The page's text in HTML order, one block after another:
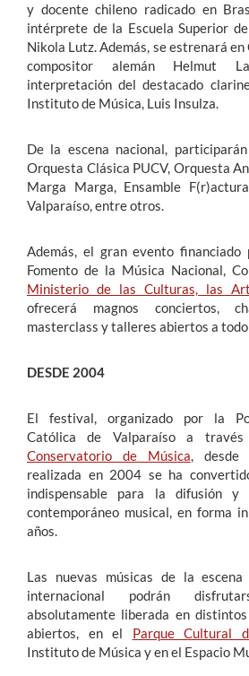
y docente chileno radicado en
intérprete de la Escuela Superior
Nikola Lutz. Además, se estrenará en
compositor alemán Helmut
interpretación del destacado
Instituto de Música, Luis Insulza.
De la escena nacional,
Orquesta Clásica PUCV, Orquesta
Marga Marga, Ensamble
Valparaíso, entre otros.
Además, el gran evento
Fomento de la Música Nacional,
Ministerio de las Culturas, las
ofrecerá magnos conciertos,
masterclass y talleres abiertos a
DESDE 2004
El festival, organizado por la
Católica de Valparaíso a
Conservatorio de Música, desde
realizada en 2004 se ha
indispensable para la difusión y
contemporáneo musical, en forma
años.
Las nuevas músicas de la
internacional podrán
absolutamente liberada en
abiertos, en el Parque Cultural
Instituto de Música y en el Espacio